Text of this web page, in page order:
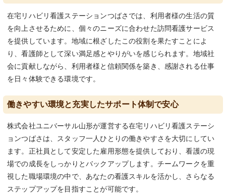
在宅リハビリ看護ステーションつばさでは、利用者様の生活の質
を向上させるために、個々のニーズに合わせた訪問看護サービス
を提供しています。地域に根ざしたこの役割を果たすことによ
り、看護師として深い満足感とやりがいを感じられます。地域社
会に貢献しながら、利用者様と信頼関係を築き、感謝される仕事
を日々体験できる環境です。
働きやすい環境と充実したサポート体制で安心
株式会社ユニバーサル山形が運営する在宅リハビリ看護ステーシ
ョンつばさは、スタッフ一人ひとりの働きやすさを大切にしてい
ます。正社員として安定した雇用形態を提供しており、看護の現
場での成長をしっかりとバックアップします。チームワークを重
視した職場環境の中で、あなたの看護スキルを活かし、さらなる
ステップアップを目指すことが可能です。